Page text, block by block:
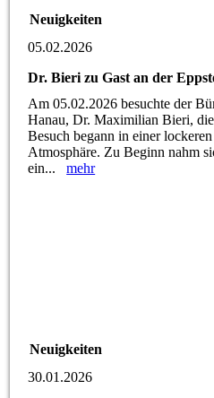
Neuigkeiten
05.02.2026
Dr. Bieri zu Gast an der
Am 05.02.2026 besuchte der
Hanau, Dr. Maximilian Bieri,
Besuch begann in einer
Atmosphäre. Zu Beginn nahm
ein...mehr
Neuigkeiten
30.01.2026